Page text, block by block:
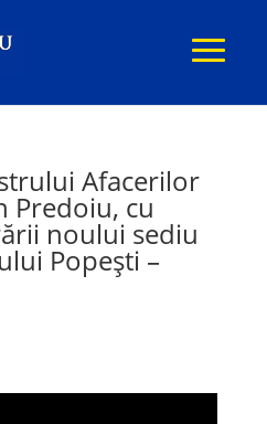
Afacerilor
Predoiu, cu
noului sediu
Popești –